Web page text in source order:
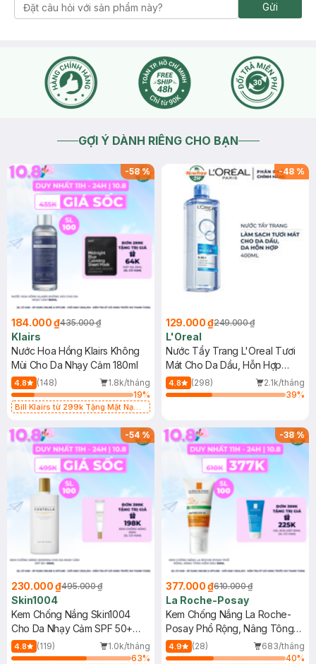
Gửi
GỢI Ý DÀNH RIÊNG CHO BẠN
-58%
184.000 ₫435.000 ₫
Klairs
Nước Hoa Hồng Klairs Không
Mùi Cho Da Nhạy Cảm 180ml
4.8 (148)
1.8k/tháng
19%
Bill Klairs từ 299k Tặng Mặt Nạ
25ml (SL Có Hạn)
-48 %
129.000 ₫249.000 ₫
L'Oreal
Nước Tẩy Trang L'Oreal Tươi
Mát Cho Da Dầu, Hỗn Hợp
400ml
4.8 (298)
2.1k/tháng
39%
-54%
230.000 ₫495.000 ₫
Skin1004
Kem Chống Nắng Skin1004
Cho Da Nhạy Cảm SPF 50+
50ml
4.8 (119)
1.0k/tháng
63%
-38%
377.000 ₫610.000 ₫
La Roche-Posay
Kem Chống Nắng La Roche-
Posay Phổ Rộng, Nâng Tông
Kiềm Dầu 50ml
4.9 (28)
683/tháng
40%